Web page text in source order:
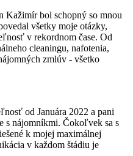
Kažimír bol schopný so mnou
všetky moje otázky,
v rekordnom čase. Od
cleaningu, nafotenia,
zmlúv - všetko
od Januára 2022 a pani
s nájomníkmi. Čokoľvek sa s
k mojej maximálnej
v každom štádiu je